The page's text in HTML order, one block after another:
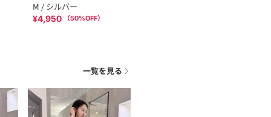
M / シルバー
¥4,950 （50%OFF）
一覧を見る